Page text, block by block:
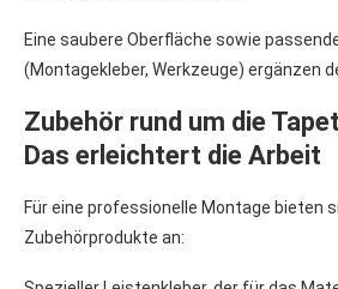
Eine saubere Oberfläche sowie
(Montagekleber, Werkzeuge) ergänzen
Zubehör rund um die
Das erleichtert die Arbeit
Für eine professionelle Montage bieten
Zubehörprodukte an: